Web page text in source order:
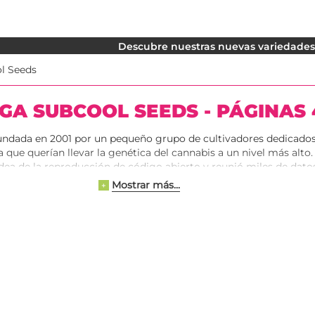
Descubre nuestras nuevas
Seeds
SUBCOOL SEEDS - PÁGINAS
en 2001 por un pequeño grupo de cultivadores
querían llevar la genética del cannabis a un nivel más alto.
de la reproducción de código abierto y reunió miles de
médicos. Décadas después de la investigación, se
variedades de marihuana, muchas de las cuales diferían de
+ Mostrar más...